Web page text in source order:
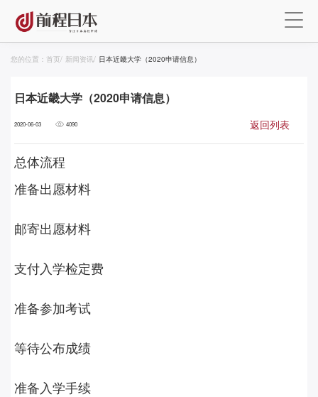
您的位置： 首页/ 新闻资讯/ 日本近畿大学（2020申请信息）
日本近畿大学（2020申请信息）
2020-06-03 4090 返回列表
总体流程
准备出愿材料
邮寄出愿材料
支付入学检定费
准备参加考试
等待公布成绩
准备入学手续